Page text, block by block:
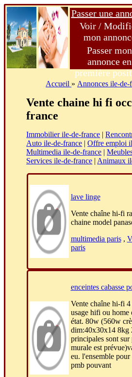
Passer une
Voir /
mon
Passer mon
annonce en
première
Accueil » Annonces ile-de-
Vente chaine hi fi
france
Immobilier ile-de-france |
Auto ile-de-france |Offre emploi
Multimedia ile-de-france |
Services ile-de-france | Animaux
lave linge
Vente chaîne hi-fi
chaine model
multimedia paris,
paris
enceintes cabasse
Vente chaîne hi-fi 4
usage hifi ou home
état. 80w (560w
dim:40x30x14 8kg
principales sont
murale est
eu. l'ensemble
pmb pouvant